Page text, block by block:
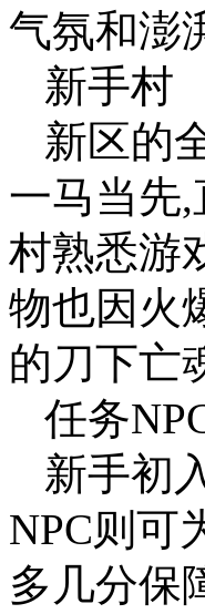
气氛和澎
新手村
新区的
一马当先
村熟悉游
物也因火
的刀下亡
任务
新手初
NPC则可
多几分保